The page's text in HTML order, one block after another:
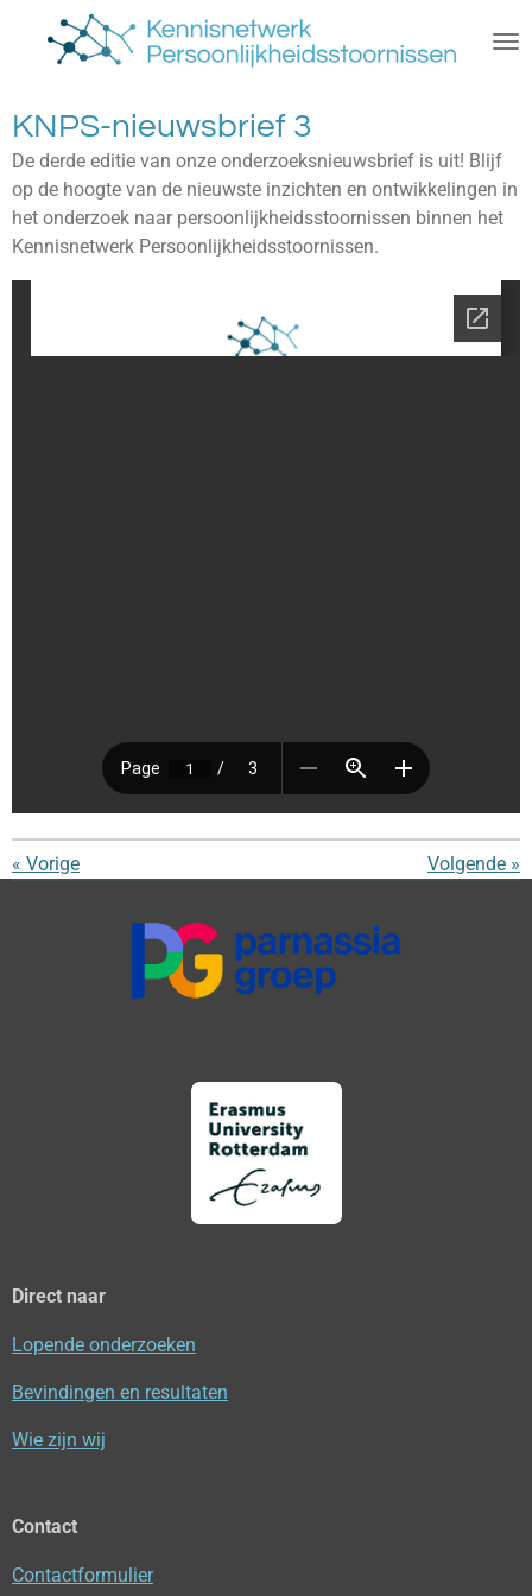
direct
de
hoofdinhoud
KNPS-nieuwsbrief 3
De derde editie van onze onderzoeksnieuwsbrief is uit! Blijf
op de hoogte van de nieuwste inzichten en ontwikkelingen in
het onderzoek naar persoonlijkheidsstoornissen binnen het
Kennisnetwerk Persoonlijkheidsstoornissen.
« Vorige Volgende »
Direct naar
Lopende onderzoeken
Bevindingen en resultaten
Wie zijn wij
Contact
Contactformulier